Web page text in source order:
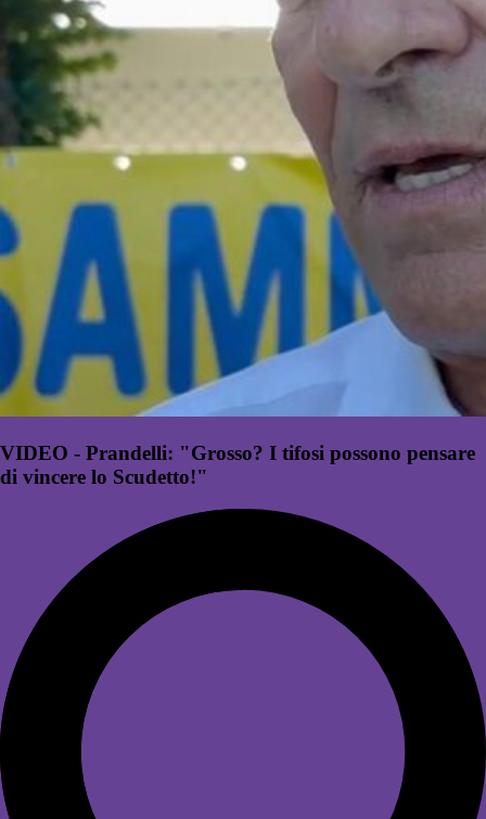
VIDEO - Prandelli: "Grosso? I tifosi possono pensare
di vincere lo Scudetto!"